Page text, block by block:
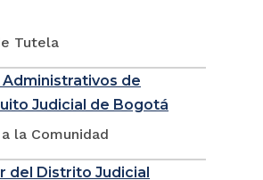
Tutela
Administrativos de
Judicial de Bogotá
la Comunidad
del Distrito Judicial